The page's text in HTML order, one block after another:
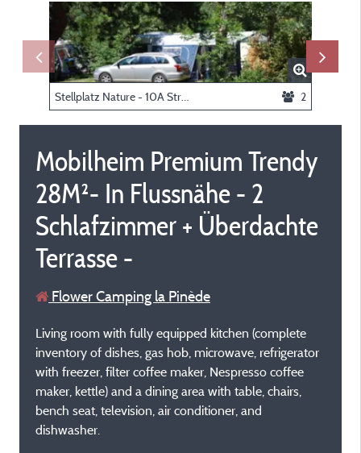
2
Mobilheim Premium Trendy
28M²- In Flussnähe - 2
Schlafzimmer + Überdachte
Terrasse -
Flower Camping la Pinède
Living room with fully equipped kitchen (complete
inventory of dishes, gas hob, microwave, refrigerator
with freezer, filter coffee maker, Nespresso coffee
maker, kettle) and a dining area with table, chairs,
bench seat, television, air conditioner, and
dishwasher.